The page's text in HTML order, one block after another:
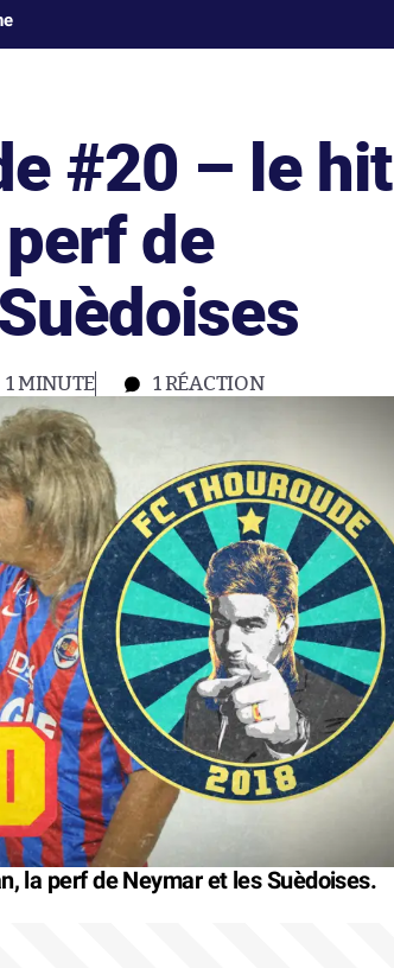
#20 – le hit
de
1 MINUTE 1 RÉACTION
la perf de Neymar et les Suèdoises.